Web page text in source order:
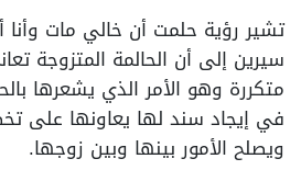
تشير رؤية حلمت أن خالي مات وأنا
سيرين إلى أن الحالمة المتزوجة
متكررة وهو الأمر الذي يشعرها
في إيجاد سند لها يعاونها على
ويصلح الأمور بينها وبين زوجها.